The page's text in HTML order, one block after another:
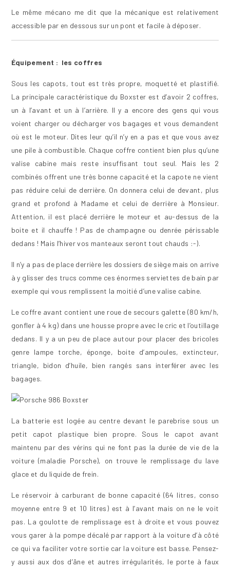
Le même mécano me dit que la mécanique est relativement
accessible par en dessous sur un pont et facile à déposer.
Équipement : les coffres
Sous les capots, tout est très propre, moquetté et plastifié.
La principale caractéristique du Boxster est d’avoir 2 coffres,
un à l’avant et un à l’arrière. Il y a encore des gens qui vous
voient charger ou décharger vos bagages et vous demandent
où est le moteur. Dites leur qu’il n’y en a pas et que vous avez
une pile à combustible. Chaque coffre contient bien plus qu’une
valise cabine mais reste insuffisant tout seul. Mais les 2
combinés offrent une très bonne capacité et la capote ne vient
pas réduire celui de derrière. On donnera celui de devant, plus
grand et profond à Madame et celui de derrière à Monsieur.
Attention, il est placé derrière le moteur et au-dessus de la
boite et il chauffe ! Pas de champagne ou denrée périssable
dedans ! Mais l’hiver vos manteaux seront tout chauds :-).
Il n’y a pas de place derrière les dossiers de siège mais on arrive
à y glisser des trucs comme ces énormes serviettes de bain par
exemple qui vous remplissent la moitié d’une valise cabine.
Le coffre avant contient une roue de secours galette (80 km/h,
gonfler à 4 kg) dans une housse propre avec le cric et l’outillage
dedans. Il y a un peu de place autour pour placer des bricoles
genre lampe torche, éponge, boite d’ampoules, extincteur,
triangle, bidon d’huile, bien rangés sans interférer avec les
bagages.
La batterie est logée au centre devant le parebrise sous un
petit capot plastique bien propre. Sous le capot avant
maintenu par des vérins qui ne font pas la durée de vie de la
voiture (maladie Porsche), on trouve le remplissage du lave
glace et du liquide de frein.
Le réservoir à carburant de bonne capacité (64 litres, conso
moyenne entre 9 et 10 litres) est à l’avant mais on ne le voit
pas. La goulotte de remplissage est à droite et vous pouvez
vous garer à la pompe décalé par rapport à la voiture d’à côté
ce qui va faciliter votre sortie car la voiture est basse. Pensez-
y aussi aux dos d’âne et autres irrégularités, le porte à faux